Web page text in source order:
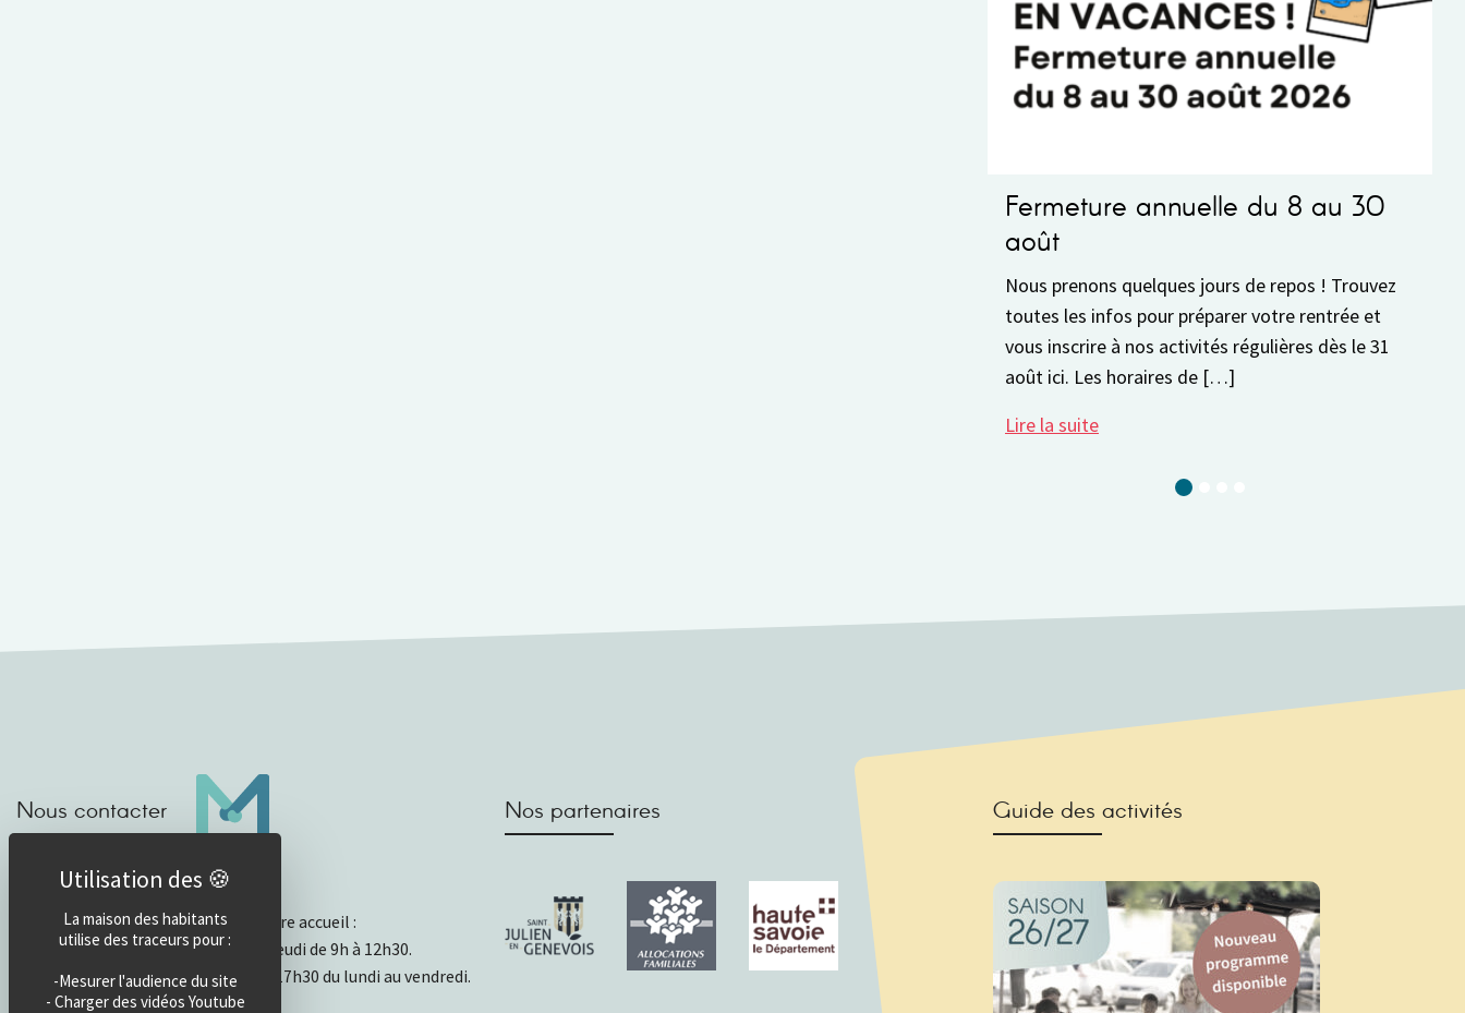
Fermeture annuelle du 8 au 30
août
Nous prenons quelques jours de repos ! Trouvez
toutes les infos pour préparer votre rentrée et
vous inscrire à nos activités régulières dès le 31
août ici. Les horaires de […]
Lire la suite
Nous contacter
Horaires d’accueil
Horaires et fonctionnement de notre accueil :
- Ouvert physiquement du lundi au jeudi de 9h à 12h30.
- Par mail ou téléphone de 13h30 à 17h30 du lundi au vendredi.
Nos partenaires Guide des activités
La maison des habitants
utilise des traceurs pour :
-Mesurer l'audience du site
- Charger des vidéos Youtube